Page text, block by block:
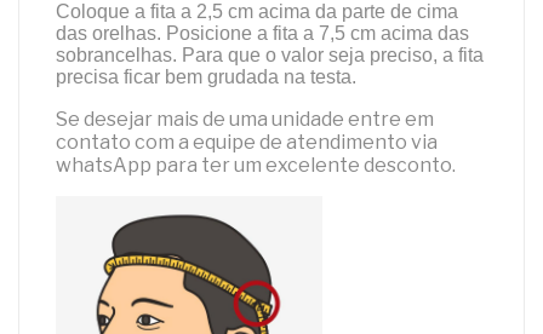
Coloque a fita a 2,5 cm acima da parte de cima
das orelhas. Posicione a fita a 7,5 cm acima das
sobrancelhas. Para que o valor seja preciso, a fita
precisa ficar bem grudada na testa.
Se desejar mais de uma unidade entre em
contato com a equipe de atendimento via
whatsApp para ter um excelente desconto.